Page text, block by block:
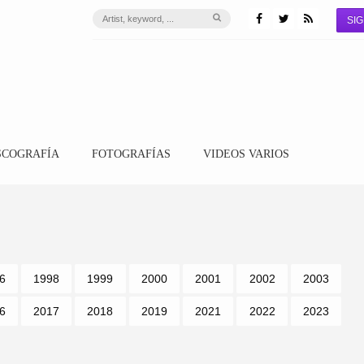
FOTOGRAFÍAS VIDEOS VARIOS
1998 1999 2000 2001 2002 2003
2017 2018 2019 2021 2022 2023